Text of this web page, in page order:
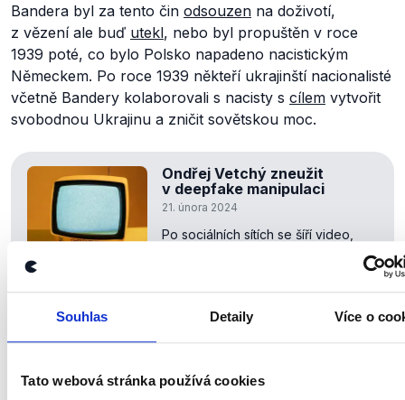
Souhlas Detaily Více o
Tato webová stránka používá cookies
Bandera byl za tento čin odsouzen na doživotí,
z vězení ale buď utekl, nebo byl propuštěn v roce
1939 poté, co bylo Polsko napadeno nacistickým
Německem. Po roce 1939 někteří ukrajinští nacionalisté
včetně Bandery kolaborovali s nacisty s cílem vytvořit
svobodnou Ukrajinu a zničit sovětskou moc.
Ondřej Vetchý zneužit
v deepfake manipulaci
21. února 2024
Po sociálních sítích se šíří video,
Vetchý vyzývat k uctívání Stepana
tzv. deepfake – manipulace
vytvořená pomocí umělé
inteligence....
Po napadení Sovětského svazu německou armádou